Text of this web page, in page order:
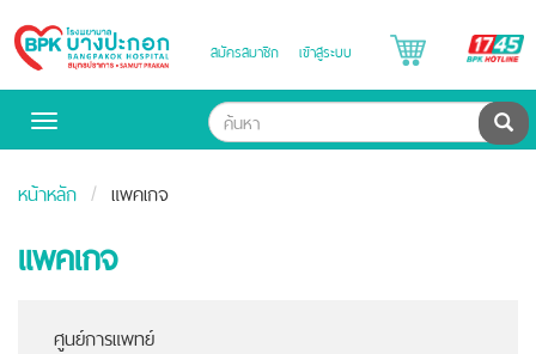
Bangpakok
Hospital
สมัครสมาชิก เข้าสู่ระบบ
Toggle
ค้น
หน้าหลัก แพคเกจ
แพคเกจ
ศูนย์การแพทย์